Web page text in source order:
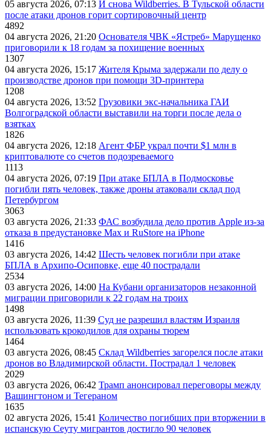
05 августа 2026, 07:13 И снова Wildberries. В Тульской области
после атаки дронов горит сортировочный центр
4892
04 августа 2026, 21:20 Основателя ЧВК «Ястреб» Марущенко
приговорили к 18 годам за похищение военных
1307
04 августа 2026, 15:17 Жителя Крыма задержали по делу о
производстве дронов при помощи 3D‑принтера
1208
04 августа 2026, 13:52 Грузовики экс-начальника ГАИ
Волгоградской области выставили на торги после дела о
взятках
1826
04 августа 2026, 12:18 Агент ФБР украл почти $1 млн в
криптовалюте со счетов подозреваемого
1113
04 августа 2026, 07:19 При атаке БПЛА в Подмосковье
погибли пять человек, также дроны атаковали склад под
Петербургом
3063
03 августа 2026, 21:33 ФАС возбудила дело против Apple из-за
отказа в предустановке Max и RuStore на iPhone
1416
03 августа 2026, 14:42 Шесть человек погибли при атаке
БПЛА в Архипо-Осиповке, еще 40 пострадали
2534
03 августа 2026, 14:00 На Кубани организаторов незаконной
миграции приговорили к 22 годам на троих
1498
03 августа 2026, 11:39 Суд не разрешил властям Израиля
использовать крокодилов для охраны тюрем
1464
03 августа 2026, 08:45 Склад Wildberries загорелся после атаки
дронов во Владимирской области. Пострадал 1 человек
2029
03 августа 2026, 06:42 Трамп анонсировал переговоры между
Вашингтоном и Тегераном
1635
02 августа 2026, 15:41 Количество погибших при вторжении в
испанскую Сеуту мигрантов достигло 90 человек